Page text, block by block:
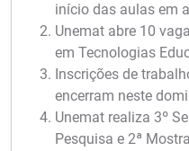
início das aulas em
Unemat abre 10
em Tecnologias
Inscrições de
encerram neste
Unemat realiza 3º
Pesquisa e 2ª